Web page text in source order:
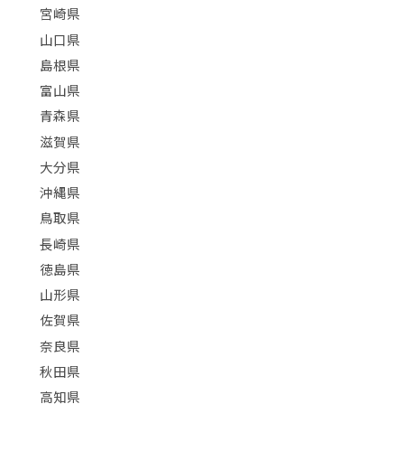
宮崎県
山口県
島根県
富山県
青森県
滋賀県
大分県
沖縄県
鳥取県
長崎県
徳島県
山形県
佐賀県
奈良県
秋田県
高知県